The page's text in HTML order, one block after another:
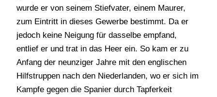
wurde er von seinem Stiefvater, einem Maurer,
zum Eintritt in dieses Gewerbe bestimmt. Da er
jedoch keine Neigung für dasselbe empfand,
entlief er und trat in das Heer ein. So kam er zu
Anfang der neunziger Jahre mit den englischen
Hilfstruppen nach den Niederlanden, wo er sich im
Kampfe gegen die Spanier durch Tapferkeit